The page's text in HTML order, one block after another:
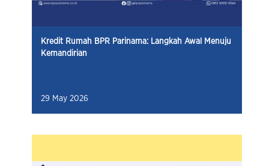
Kredit Rumah BPR Parinama: Langkah Awal Menuju
Kemandirian
29 May 2026